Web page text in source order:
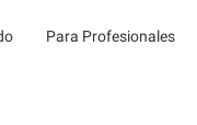
Para Profesionales